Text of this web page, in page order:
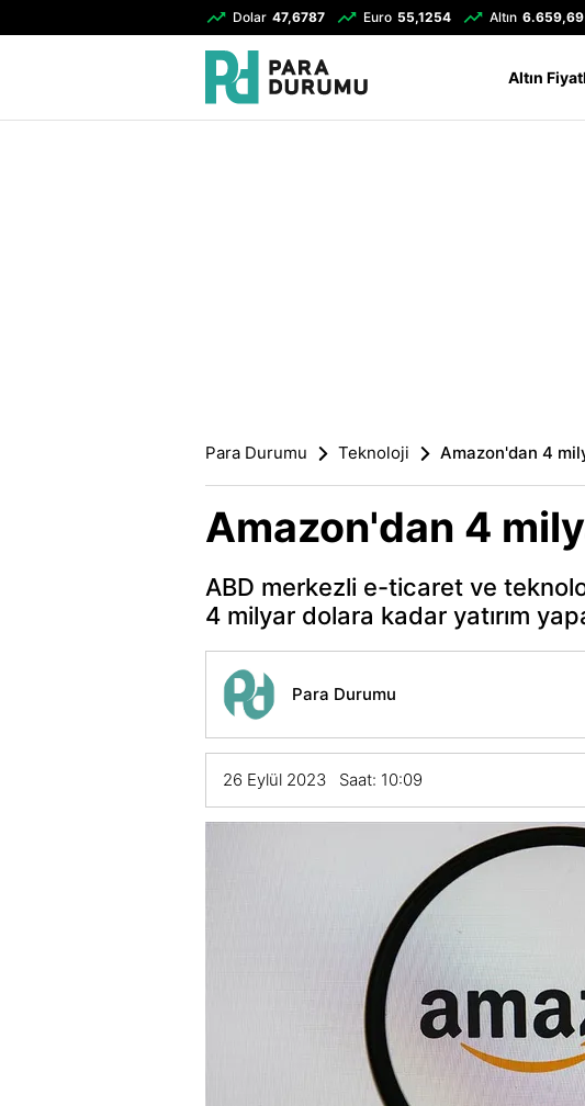
Dolar 47,6787 Euro 55,1254 Altın 6.659,69
Altın
Para Durumu Teknoloji Amazon'dan 4
Amazon'dan 4
ABD merkezli e-ticaret ve
4 milyar dolara kadar yatırım
Para Durumu
26 Eylül 2023 Saat: 10:09